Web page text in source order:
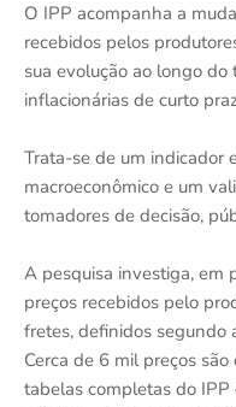
O IPP acompanha a
recebidos pelos
sua evolução ao longo
inflacionárias de curto
Trata-se de um indicador
macroeconômico e um
tomadores de decisão,
A pesquisa investiga, em
preços recebidos pelo
fretes, definidos segundo
Cerca de 6 mil preços
tabelas completas do